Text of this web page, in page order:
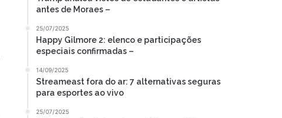
antes de Moraes –
25/07/2025
Happy Gilmore 2: elenco e participações
especiais confirmadas –
14/09/2025
Streameast fora do ar: 7 alternativas seguras
para esportes ao vivo
25/07/2025